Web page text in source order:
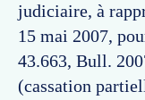
judiciaire, à
15 mai 2007,
43.663, Bull.
(cassation